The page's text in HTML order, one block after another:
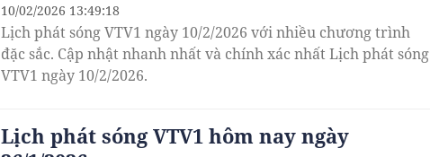
Lịch phát sóng VTV1 ngày 10/2/2026 với nhiều chương trình
đặc sắc. Cập nhật nhanh nhất và chính xác nhất Lịch phát sóng
VTV1 ngày 10/2/2026.
10/02/2026 13:49:18
Lịch phát sóng VTV1 hôm nay ngày